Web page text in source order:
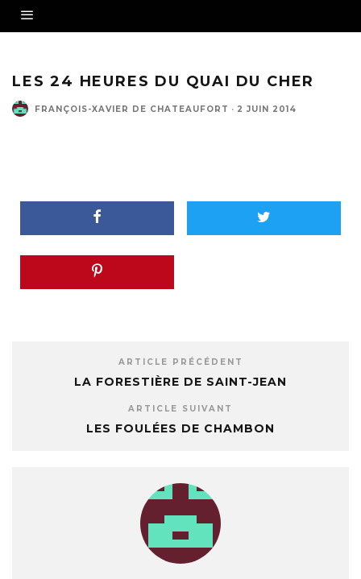
LES 24 HEURES DU QUAI DU CHER
FRANÇOIS-XAVIER DE CHATEAUFORT · 2 JUIN 2014
ARTICLE PRÉCÉDENT
LA FORESTIÈRE DE SAINT-JEAN
ARTICLE SUIVANT
LES FOULÉES DE CHAMBON